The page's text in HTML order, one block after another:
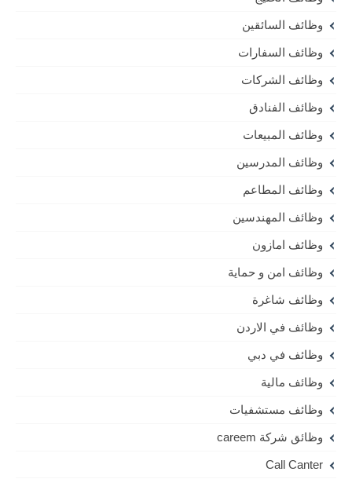
وظائف السائقين
وظائف السفارات
وظائف الشركات
وظائف الفنادق
وظائف المبيعات
وظائف المدرسين
وظائف المطاعم
وظائف المهندسين
وظائف امازون
وظائف امن و حماية
وظائف شاغرة
وظائف في الاردن
وظائف في دبي
وظائف مالية
وظائف مستشفيات
وظائق شركة careem
Call Canter